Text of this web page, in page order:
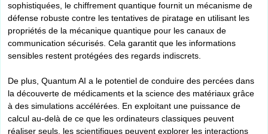
sophistiquées, le chiffrement quantique fournit un mécanisme de
défense robuste contre les tentatives de piratage en utilisant les
propriétés de la mécanique quantique pour les canaux de
communication sécurisés. Cela garantit que les informations
sensibles restent protégées des regards indiscrets.
De plus, Quantum AI a le potentiel de conduire des percées dans
la découverte de médicaments et la science des matériaux grâce
à des simulations accélérées. En exploitant une puissance de
calcul au-delà de ce que les ordinateurs classiques peuvent
réaliser seuls, les scientifiques peuvent explorer les interactions